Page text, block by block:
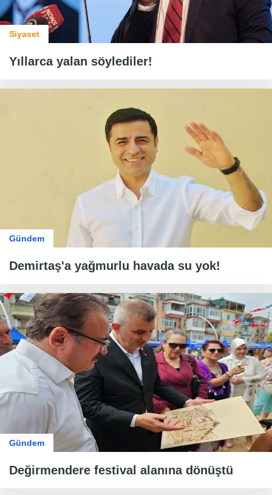
Siyaset
Yıllarca yalan söylediler!
Gündem
Demirtaş'a yağmurlu havada su yok!
Gündem
Değirmendere festival alanına dönüştü